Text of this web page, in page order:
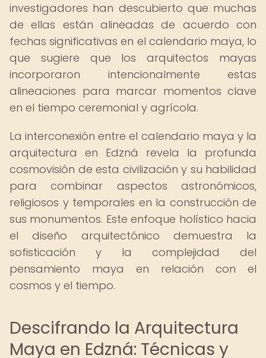
investigadores han descubierto que muchas
de ellas están alineadas de acuerdo con
fechas significativas en el calendario maya, lo
que sugiere que los arquitectos mayas
incorporaron intencionalmente estas
alineaciones para marcar momentos clave
en el tiempo ceremonial y agrícola.
La interconexión entre el calendario maya y la
arquitectura en Edzná revela la profunda
cosmovisión de esta civilización y su habilidad
para combinar aspectos astronómicos,
religiosos y temporales en la construcción de
sus monumentos. Este enfoque holístico hacia
el diseño arquitectónico demuestra la
sofisticación y la complejidad del
pensamiento maya en relación con el
cosmos y el tiempo.
Descifrando la Arquitectura
Maya en Edzná: Técnicas y